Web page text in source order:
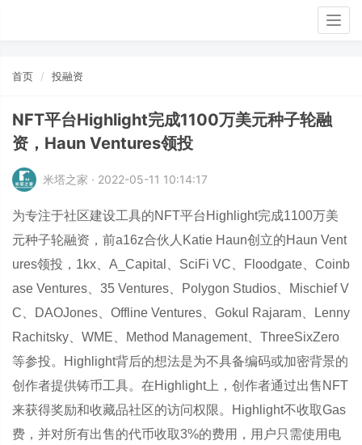
首页 投融资
NFT平台Highlight完成1100万美元种子轮融
资，Haun Ventures领投
米塔之家 · 2022-05-11 10:14:17
为专注于社区建设工具的NFT平台Highlight完成1100万美
元种子轮融资，前a16z合伙人Katie Haun创立的Haun Vent
ures领投，1kx、A_Capital、SciFi VC、Floodgate、Coinb
ase Ventures、35 Ventures、Polygon Studios、Mischief V
C、DAOJones、Offline Ventures、Gokul Rajaram、Lenny
Rachitsky、WME、Method Management、ThreeSixZero
等参投。Highlight背后的想法是为不具备编码或加密背景的
创作者提供铸币工具。在Highlight上，创作者通过出售NFT
来获得奖励和收藏品社区的访问权限。Highlight不收取Gas
费，并对所有出售的代币收取3%的费用，用户只需使用电